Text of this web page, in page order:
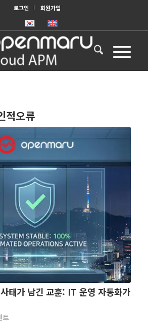
로그인 회원가입
적오류
태가 남긴 교훈: IT 운영 자동화가
트